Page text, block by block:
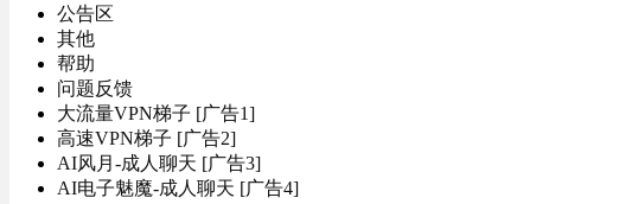
公告区
其他
帮助
问题反馈
大流量VPN梯子 [广告1]
高速VPN梯子 [广告2]
AI风月-成人聊天 [广告3]
AI电子魅魔-成人聊天 [广告4]